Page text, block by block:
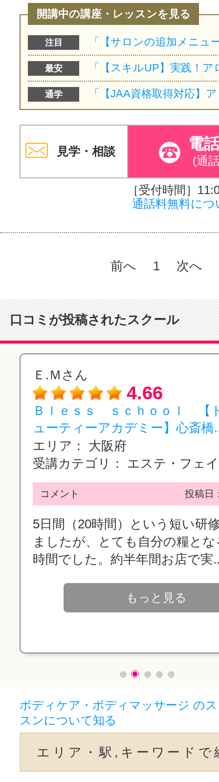
開講中の講座・レッスンを見る
注目
最安
通学
見学・相談 電
(通
［受付時間］
通話料無料につ
前へ 1 次へ
口コミが投稿されたスクール
Ｅ.Ｍさん
4.66
Ｂｌｅｓｓ ｓｃｈｏｏｌ 【
ューティーアカデミー】心斎橋
エリア：
大阪府
受講カテゴリ：
エステ・フェ
コメント 投稿日
5日間（20時間）という短い研
ましたが、とても自分の糧と
時間でした。約半年間お店で実
もっと見る
ボディケア・ボディマッサージ の
スンについて知る
エリア・駅,キーワードで